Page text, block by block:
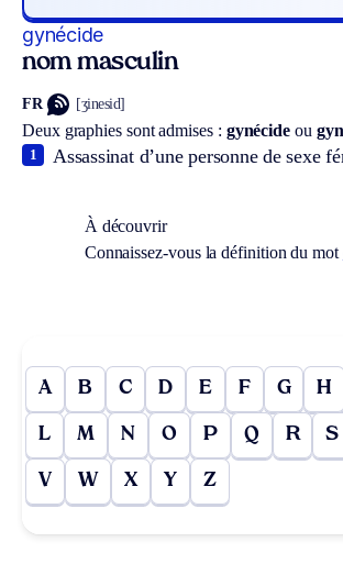
gynécide
nom masculin
FR [ʒinesid]
Deux graphies sont admises : gynécide ou
Assassinat d’une personne de sexe
1
À découvrir
Connaissez-vous la définition du mot
A B C D E F G H
L M N O P Q R S
V W X Y Z